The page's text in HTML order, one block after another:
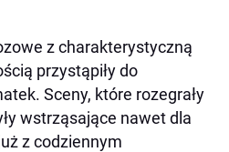
z charakterystyczną
przystąpiły do
Sceny, które rozegrały
wstrząsające nawet dla
z codziennym